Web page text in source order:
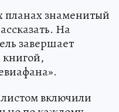
планах знаменитый
На
завершает
включили